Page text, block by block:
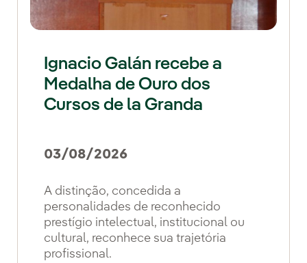
Ignacio Galán recebe a
Medalha de Ouro dos
Cursos de la Granda
03/08/2026
A distinção, concedida a
personalidades de reconhecido
prestígio intelectual, institucional ou
cultural, reconhece sua trajetória
profissional.